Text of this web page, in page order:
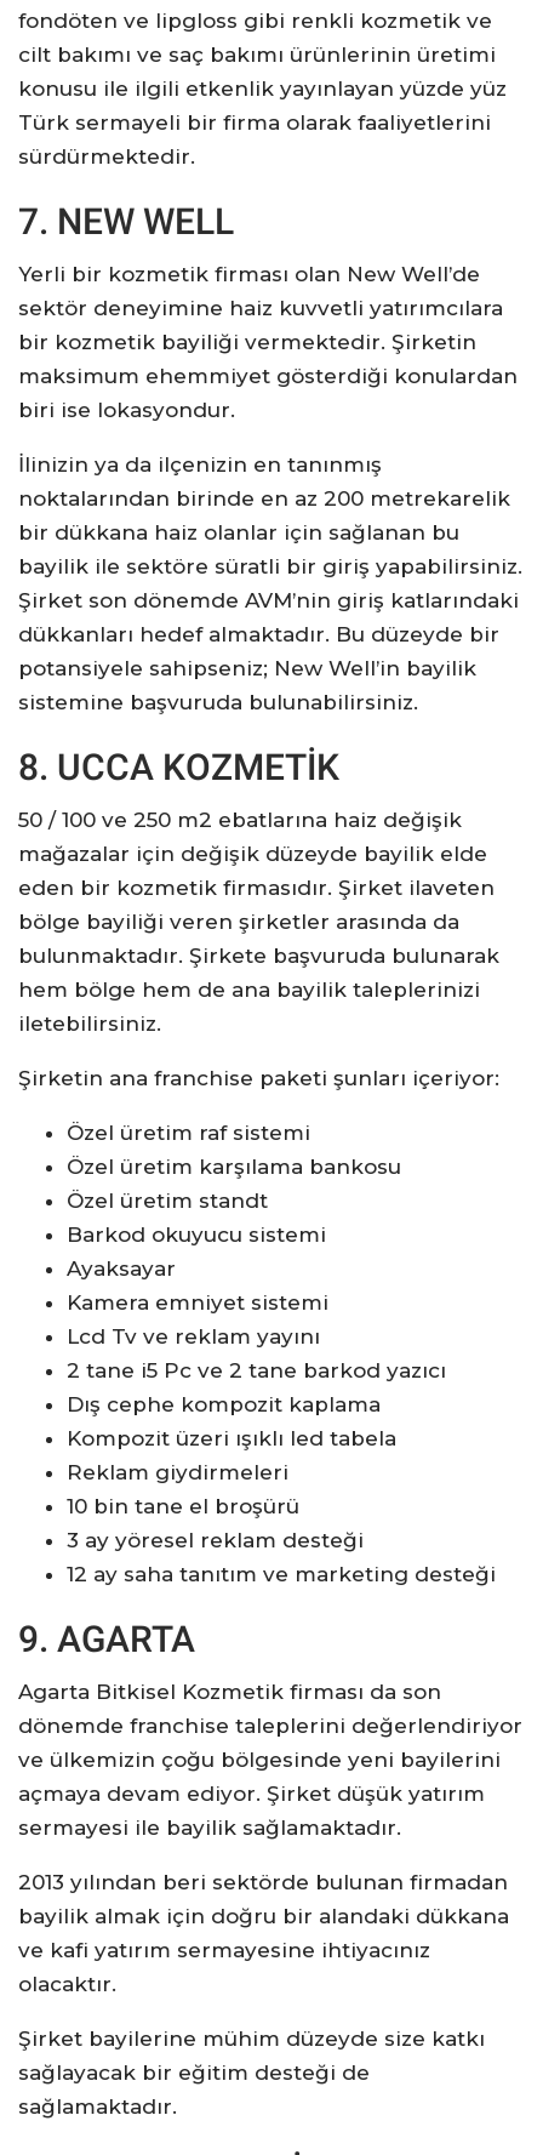
fondöten ve lipgloss gibi renkli kozmetik ve
cilt bakımı ve saç bakımı ürünlerinin üretimi
konusu ile ilgili etkenlik yayınlayan yüzde yüz
Türk sermayeli bir firma olarak faaliyetlerini
sürdürmektedir.
7. NEW WELL
Yerli bir kozmetik firması olan New Well’de
sektör deneyimine haiz kuvvetli yatırımcılara
bir kozmetik bayiliği vermektedir. Şirketin
maksimum ehemmiyet gösterdiği konulardan
biri ise lokasyondur.
İlinizin ya da ilçenizin en tanınmış
noktalarından birinde en az 200 metrekarelik
bir dükkana haiz olanlar için sağlanan bu
bayilik ile sektöre süratli bir giriş yapabilirsiniz.
Şirket son dönemde AVM’nin giriş katlarındaki
dükkanları hedef almaktadır. Bu düzeyde bir
potansiyele sahipseniz; New Well’in bayilik
sistemine başvuruda bulunabilirsiniz.
8. UCCA KOZMETİK
50 / 100 ve 250 m2 ebatlarına haiz değişik
mağazalar için değişik düzeyde bayilik elde
eden bir kozmetik firmasıdır. Şirket ilaveten
bölge bayiliği veren şirketler arasında da
bulunmaktadır. Şirkete başvuruda bulunarak
hem bölge hem de ana bayilik taleplerinizi
iletebilirsiniz.
Şirketin ana franchise paketi şunları içeriyor:
Özel üretim raf sistemi
Özel üretim karşılama bankosu
Özel üretim standt
Barkod okuyucu sistemi
Ayaksayar
Kamera emniyet sistemi
Lcd Tv ve reklam yayını
2 tane i5 Pc ve 2 tane barkod yazıcı
Dış cephe kompozit kaplama
Kompozit üzeri ışıklı led tabela
Reklam giydirmeleri
10 bin tane el broşürü
3 ay yöresel reklam desteği
12 ay saha tanıtım ve marketing desteği
9. AGARTA
Agarta Bitkisel Kozmetik firması da son
dönemde franchise taleplerini değerlendiriyor
ve ülkemizin çoğu bölgesinde yeni bayilerini
açmaya devam ediyor. Şirket düşük yatırım
sermayesi ile bayilik sağlamaktadır.
2013 yılından beri sektörde bulunan firmadan
bayilik almak için doğru bir alandaki dükkana
ve kafi yatırım sermayesine ihtiyacınız
olacaktır.
Şirket bayilerine mühim düzeyde size katkı
sağlayacak bir eğitim desteği de
sağlamaktadır.